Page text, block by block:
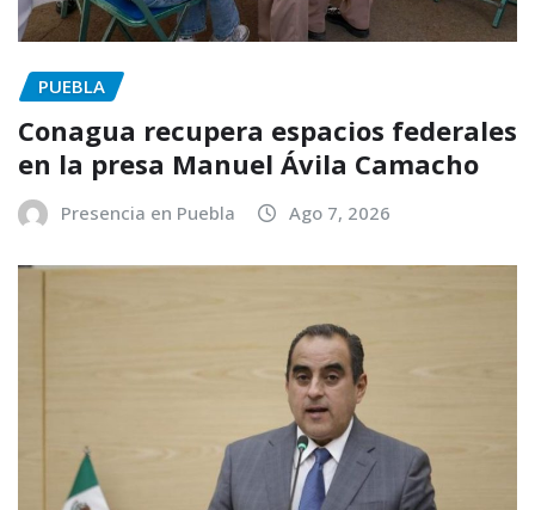
PUEBLA
Conagua recupera espacios federales
en la presa Manuel Ávila Camacho
Presencia en Puebla Ago 7, 2026